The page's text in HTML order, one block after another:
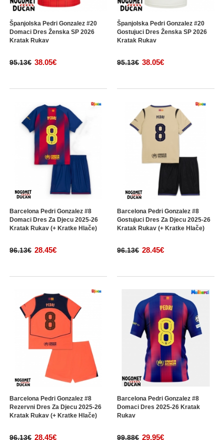
Španjolska Pedri Gonzalez #20
Domaci Dres Ženska SP 2026
Kratak Rukav
95.13€ 38.05€
Španjolska Pedri Gonzalez #20
Gostujuci Dres Ženska SP 2026
Kratak Rukav
95.13€ 38.05€
Barcelona Pedri Gonzalez #8
Domaci Dres Za Djecu 2025-26
Kratak Rukav (+ Kratke Hlače)
96.13€ 28.45€
Barcelona Pedri Gonzalez #8
Gostujuci Dres Za Djecu 2025-26
Kratak Rukav (+ Kratke Hlače)
96.13€ 28.45€
Barcelona Pedri Gonzalez #8
Rezervni Dres Za Djecu 2025-26
Kratak Rukav (+ Kratke Hlače)
96.13€ 28.45€
Barcelona Pedri Gonzalez #8
Domaci Dres 2025-26 Kratak
Rukav
99.88€ 29.95€